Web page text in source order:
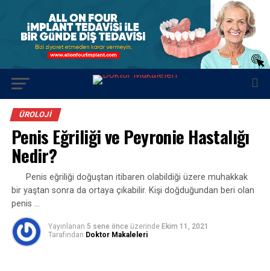
ÜROLOJI
Penis Eğriliği ve Peyronie Hastalığı
Nedir?
Penis eğriliği doğuştan itibaren olabildiği üzere muhakkak
bir yaştan sonra da ortaya çıkabilir. Kişi doğduğundan beri olan
penis …
Yayınlanan 5 sene önce üzerinde Ekim 11, 2021
Tarafından Doktor Makaleleri